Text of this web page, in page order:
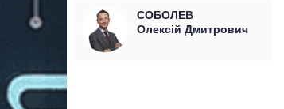
СОБОЛЕВ
Олексій Дмитрович